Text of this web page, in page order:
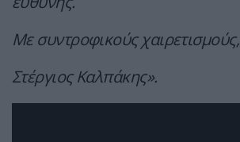
Με συντροφικούς χαιρετισμούς,
Στέργιος Καλπάκης».